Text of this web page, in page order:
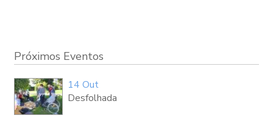
Próximos Eventos
14 Out
Desfolhada